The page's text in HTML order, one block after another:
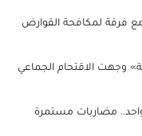
فرقة لمكافحة القوارض
وجهت الاقتحام الجماعي
مضاربات مستمرة